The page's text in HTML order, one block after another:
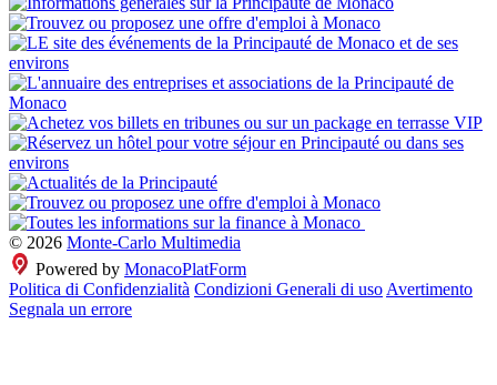
© 2026 Monte-Carlo Multimedia
Powered by MonacoPlatForm
Politica di Confidenzialità Condizioni Generali di uso Avertimento
Segnala un errore